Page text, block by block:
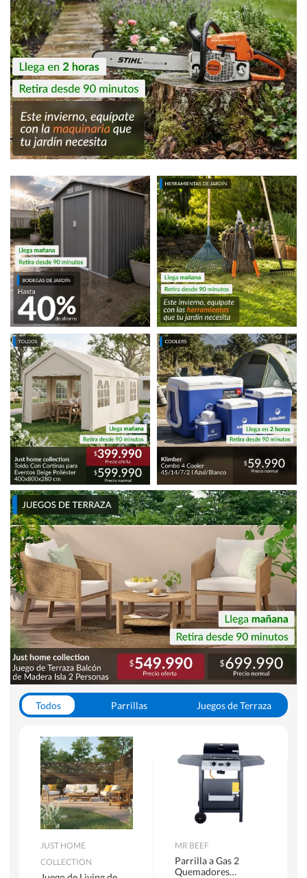
Todos Parrillas
Juegos de Terraza
JUST HOME
COLLECTION
MR BEEF
Parrilla a Gas 2
Quemadores